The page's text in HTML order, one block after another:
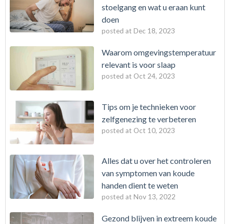
stoelgang en wat u eraan kunt
doen
posted at Dec 18, 2023
Waarom omgevingstemperatuur
relevant is voor slaap
posted at Oct 24, 2023
Tips om je technieken voor
zelfgenezing te verbeteren
posted at Oct 10, 2023
Alles dat u over het controleren
van symptomen van koude
handen dient te weten
posted at Nov 13, 2022
Gezond blijven in extreem koude